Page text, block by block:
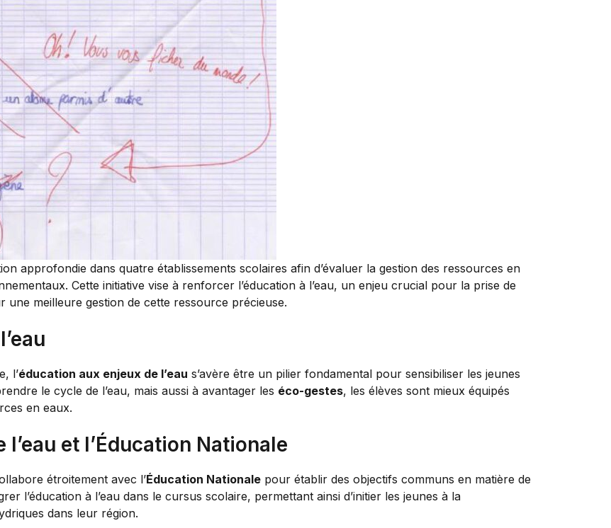
approfondie dans quatre établissements scolaires afin d’évaluer la gestion des ressources en
Cette initiative vise à renforcer l’éducation à l’eau, un enjeu crucial pour la prise de
meilleure gestion de cette ressource précieuse.
l’éducation aux enjeux de l’eau s’avère être un pilier fondamental pour sensibiliser les jeunes
le cycle de l’eau, mais aussi à avantager les éco-gestes, les élèves sont mieux équipés
en eaux.
et l’Éducation Nationale
étroitement avec l’Éducation Nationale pour établir des objectifs communs en matière de
l’éducation à l’eau dans le cursus scolaire, permettant ainsi d’initier les jeunes à la
dans leur région.